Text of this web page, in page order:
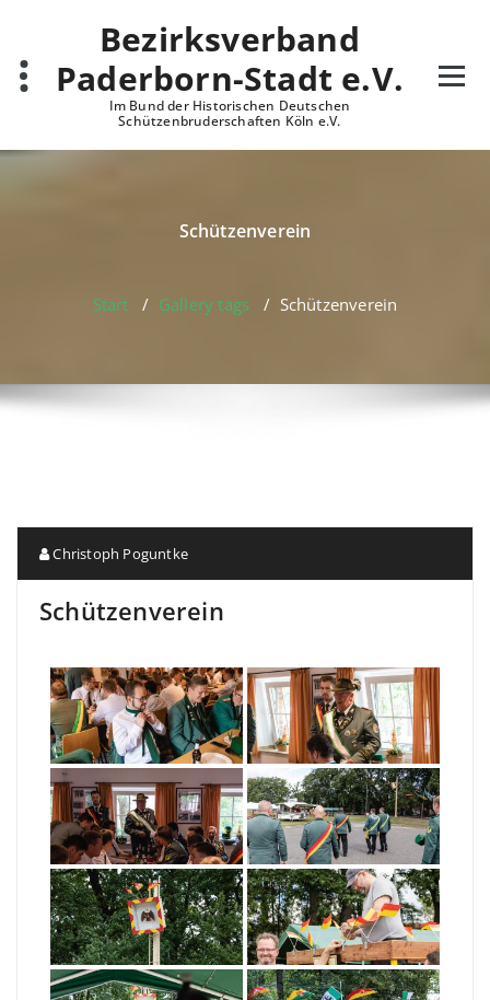
springen
Bezirksverband
Paderborn-Stadt e.V.
Im Bund der Historischen Deutschen
Schützenbruderschaften Köln e.V.
Schützenverein
Start / Gallery tags / Schützenverein
Christoph Poguntke
Schützenverein